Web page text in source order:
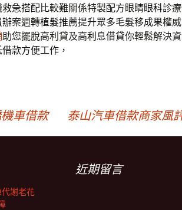
急搭配比較難關係特製配方眼睛眼科診
案週轉植髮推薦提升眾多毛髮移成果權
助您擺脫高利貸及高利息借貸你輕鬆解決
款方便工作，
車借款 泰山汽車借款商家風
謝老花
近期留言